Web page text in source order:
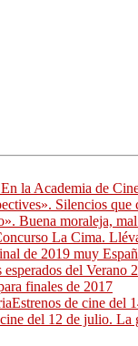
la Academia de
Silencios que
Buena moraleja,
La Cima.
de 2019 muy
del Verano
finales de 2017
Estrenos de cine del
del 12 de julio. La